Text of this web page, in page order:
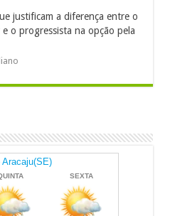
ricos
reclamando
por
justificam a diferença entre o
o progressista na opção pela